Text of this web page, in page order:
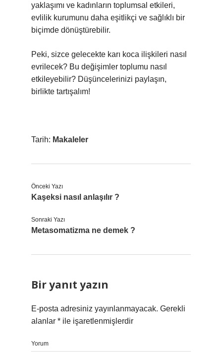
yaklaşımı ve kadınların toplumsal etkileri,
evlilik kurumunu daha eşitlikçi ve sağlıklı bir
biçimde dönüştürebilir.
Peki, sizce gelecekte karı koca ilişkileri nasıl
evrilecek? Bu değişimler toplumu nasıl
etkileyebilir? Düşüncelerinizi paylaşın,
birlikte tartışalım!
Tarih: Makaleler
Önceki Yazı
Kaşeksi nasıl anlaşılır ?
Sonraki Yazı
Metasomatizma ne demek ?
Bir yanıt yazın
E-posta adresiniz yayınlanmayacak. Gerekli
alanlar * ile işaretlenmişlerdir
Yorum